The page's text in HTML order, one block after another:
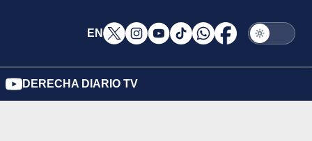
EN
DERECHA DIARIO TV